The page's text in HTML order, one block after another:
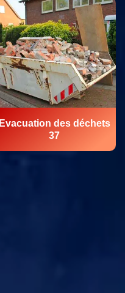
Evacuation des déchets
37